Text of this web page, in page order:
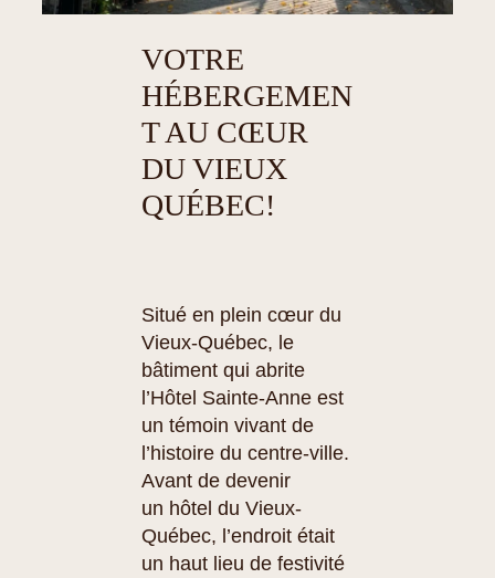
VOTRE
HÉBERGEMEN
T AU CŒUR
DU VIEUX
QUÉBEC!
Situé en plein cœur du
Vieux-Québec, le
bâtiment qui abrite
l’Hôtel Sainte-Anne est
un témoin vivant de
l’histoire du centre-ville.
Avant de devenir
un hôtel du Vieux-
Québec, l’endroit était
un haut lieu de festivité